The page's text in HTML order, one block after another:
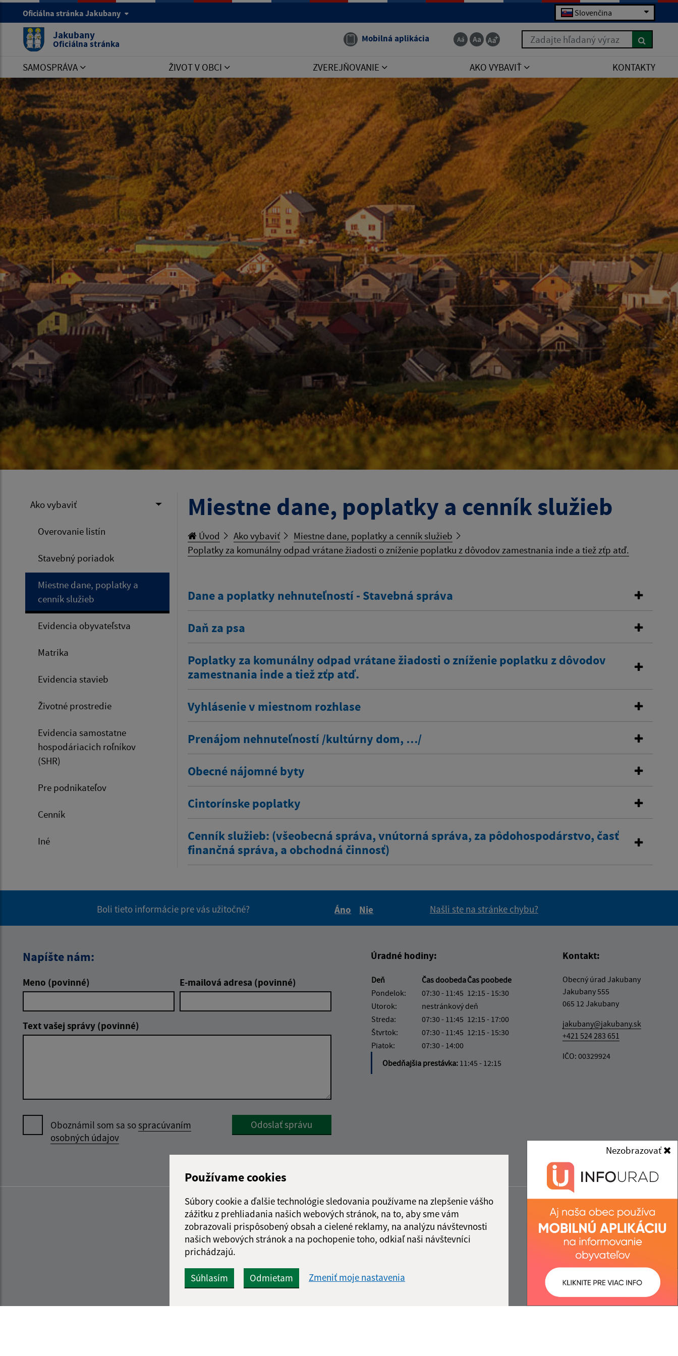
Používame cookies
Súbory cookie a ďalšie technológie sledovania používame na zlepšenie vášho
zážitku z prehliadania našich webových stránok, na to, aby sme vám
zobrazovali prispôsobený obsah a cielené reklamy, na analýzu návštevnosti
našich webových stránok a na pochopenie toho, odkiaľ naši návštevníci
prichádzajú.
Súhlasím Odmietam Zmeniť moje nastavenia
Nezobrazovať
Oficiálna stránka Jakubany Slovenčina
Jakubany
Oficiálna stránka Mobilná aplikácia Zadajte hľadaný výraz
SAMOSPRÁVA ŽIVOT V OBCI ZVEREJŇOVANIE AKO VYBAVIŤ KONTAKTY
Ako vybaviť
Overovanie listín
Stavebný poriadok
Miestne dane, poplatky a
cenník služieb
Evidencia obyvateľstva
Matrika
Evidencia stavieb
Životné prostredie
Evidencia samostatne
hospodáriacich roľníkov
(SHR)
Pre podnikateľov
Cenník
Iné
Miestne dane, poplatky a cenník služieb
Úvod Ako vybaviť
Miestne dane, poplatky a cenník služieb
Poplatky za komunálny odpad vrátane žiadosti o zníženie poplatku z dôvodov zamestnania inde a tiež zťp atď.
Dane a poplatky nehnuteľností - Stavebná správa
Daň za psa
Poplatky za komunálny odpad vrátane žiadosti o zníženie poplatku z dôvodov
zamestnania inde a tiež zťp atď.
Vyhlásenie v miestnom rozhlase
Prenájom nehnuteľností /kultúrny dom, …/
Obecné nájomné byty
Cintorínske poplatky
Cenník služieb: (všeobecná správa, vnútorná správa, za pôdohospodárstvo, časť
finančná správa, a obchodná činnosť)
Boli tieto informácie pre vás užitočné?
Áno
Nie
Našli ste na stránke chybu?
Napíšte nám:
Meno (povinné) E-mailová adresa (povinné)
Text vašej správy (povinné)
Oboznámil som sa sospracúvaním
osobných údajov
Google reCaptcha Response
Odoslať správu
Úradné hodiny:
Deň Čas doobedaČas poobede
Pondelok:
07:30 - 11:45 12:15 - 15:30
Utorok:
nestránkový deň
Streda:
07:30 - 11:45 12:15 - 17:00
Štvrtok:
07:30 - 11:45 12:15 - 15:30
Piatok:
07:30 - 14:00
Obedňajšia prestávka: 11:45 - 12:15
Kontakt:
Obecný úrad Jakubany
Jakubany 555
065 12 Jakubany
jakubany@jakubany.sk
+421 524 283 651
IČO: 00329924